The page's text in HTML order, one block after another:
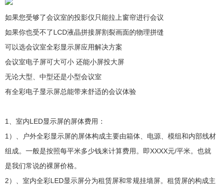
如果您受够了会议室的投影仪只能拉上窗帘进行会议
如果你也受不了LCD液晶拼接屏割裂画面的物理拼缝
可以选会议室全彩显示屏应用解决方案
会议室电子屏可大可小 还能小屏投大屏
无论大型、中型还是小型会议室
有全彩电子显示屏总能带来舒适的会议体验
1、室内LED显示屏的屏体费用：
1）、户外全彩显示屏的屏体构成主要由箱体、电源、模组和内部线材
组成。一般是按照每平米多少钱来计算费用。即XXXX元/平米。也就
是我们常说的裸屏价格。
2）、室内全彩LED显示屏分为租赁屏和常规挂墙屏。租赁屏的构成主